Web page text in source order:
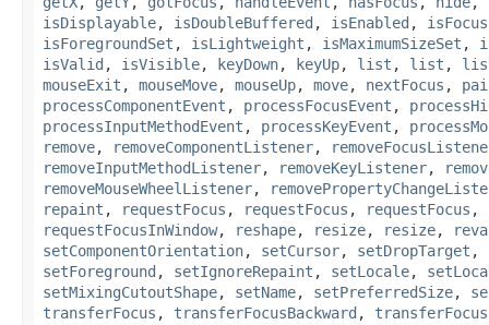
isDisplayable, isDoubleBuffered , isEnabled ,
isForegroundSet , isLightweight , isMaximumSizeSet ,
isValid , isVisible, keyDown, keyUp, list , list ,
mouseExit , mouseMove, mouseUp, move, nextFocus ,
processComponentEvent , processFocusEvent ,
processInputMethodEvent , processKeyEvent ,
remove, removeComponentListener,
removeInputMethodListener, removeKeyListener,
removeMouseWheelListener,
repaint , requestFocus , requestFocus , requestFocus ,
requestFocusInWindow, reshape, resize, resize,
setComponentOrientation, setCursor, setDropTarget ,
setForeground , setIgnoreRepaint , setLocale,
setMixingCutoutShape, setName, setPreferredSize,
transferFocus , transferFocusBackward ,